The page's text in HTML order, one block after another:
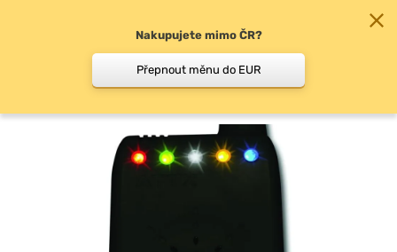
Příposlechy
Nakupujete mimo ČR?
Přepnout měnu do EUR